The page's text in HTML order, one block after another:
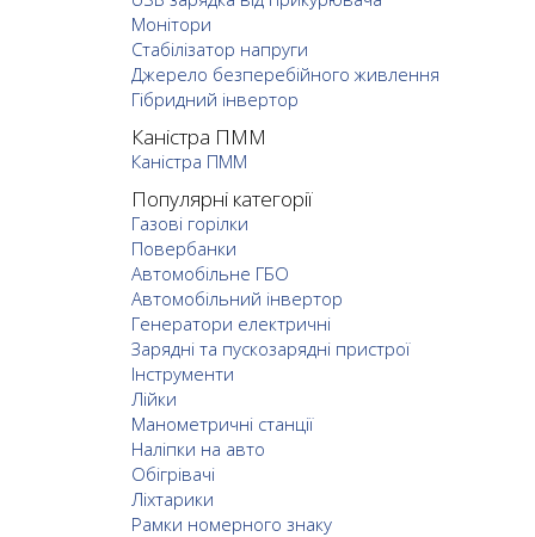
Монітори
Стабілізатор напруги
Джерело безперебійного живлення
Гібридний інвертор
Каністра ПММ
Каністра ПММ
Популярні категорії
Газові горілки
Повербанки
Автомобільне ГБО
Автомобільний інвертор
Генератори електричні
Зарядні та пускозарядні пристрої
Інструменти
Лійки
Манометричні станції
Наліпки на авто
Обігрівачі
Ліхтарики
Рамки номерного знаку